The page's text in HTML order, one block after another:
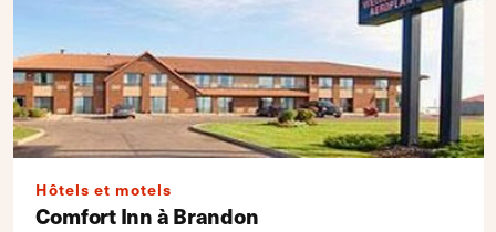
Hôtels et motels
Comfort Inn à Brandon